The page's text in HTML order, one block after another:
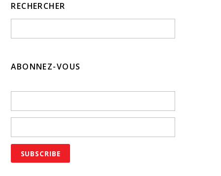
RECHERCHER
ABONNEZ-VOUS